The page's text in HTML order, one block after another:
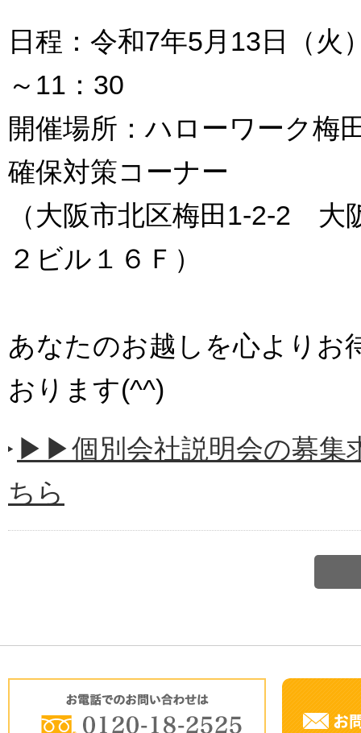
日程：令和7年5月13日（火
～11：30
開催場所：ハローワーク
確保対策コーナー
（大阪市北区梅田1-2-2 大
２ビル１６Ｆ）
あなたのお越しを心よりお
おります(^^)
▶▶個別会社説明会の募集
ちら